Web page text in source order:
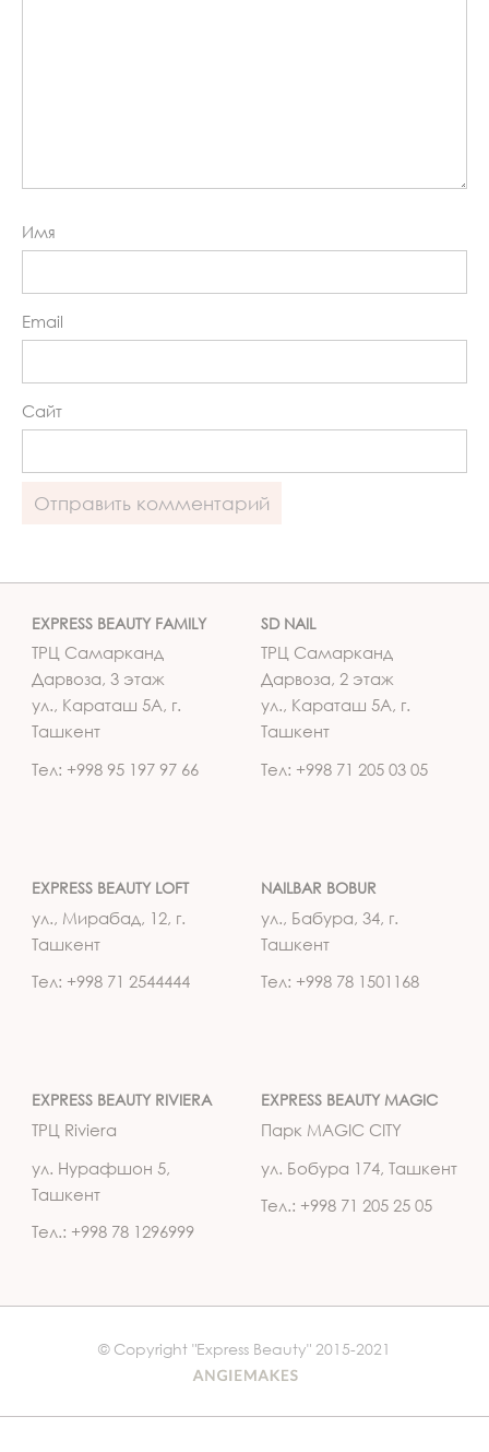
Имя
Email
Сайт
EXPRESS BEAUTY FAMILY
ТРЦ Самарканд
Дарвоза, 3 этаж
ул., Караташ 5А, г.
Ташкент
Тел: +998 95 197 97 66
SD NAIL
ТРЦ Самарканд
Дарвоза, 2 этаж
ул., Караташ 5А, г.
Ташкент
Тел: +998 71 205 03 05
EXPRESS BEAUTY LOFT
ул., Мирабад, 12, г.
Ташкент
Тел: +998 71 2544444
NAILBAR BOBUR
ул., Бабура, 34, г.
Ташкент
Тел: +998 78 1501168
EXPRESS BEAUTY RIVIERA
ТРЦ Riviera
ул. Нурафшон 5,
Ташкент
Тел.: +998 78 1296999
EXPRESS BEAUTY MAGIC
Парк MAGIC CITY
ул. Бобура 174, Ташкент
Тел.: +998 71 205 25 05
© Copyright "Express Beauty" 2015-2021